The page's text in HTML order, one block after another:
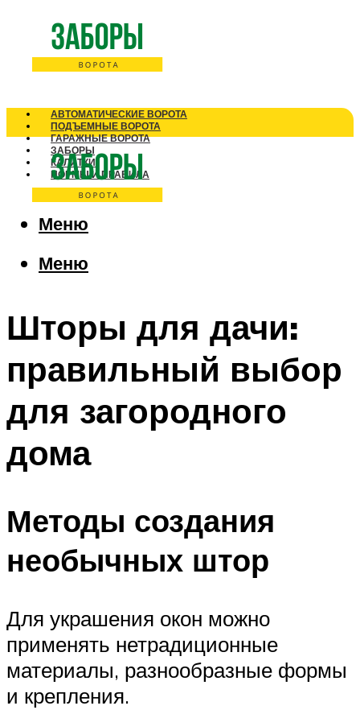
АВТОМАТИЧЕСКИЕ ВОРОТА
ПОДЪЕМНЫЕ ВОРОТА
ГАРАЖНЫЕ ВОРОТА
ЗАБОРЫ
КАЛИТКИ
НОРМЫ И ПРАВИЛА
Меню
Меню
Шторы для дачи:
правильный выбор
для загородного
дома
Методы создания
необычных штор
Для украшения окон можно
применять нетрадиционные
материалы, разнообразные формы
и крепления.